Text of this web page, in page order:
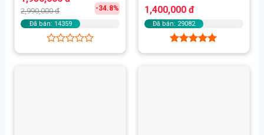
2,990,000đ
gốc
là:
2,990,000 đ.
hiện
tại
là:
1,950,000 đ.
-34.8%
Đã bán: 14359
Được
1,400,000 đ
Đã bán: 29082
Được xếp